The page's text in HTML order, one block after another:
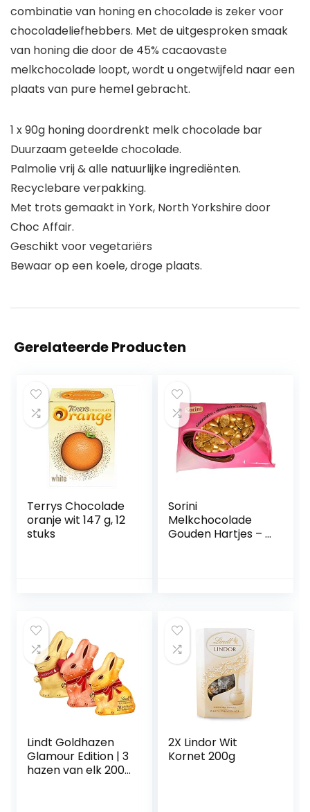
combinatie van honing en chocolade is zeker voor
chocoladeliefhebbers. Met de uitgesproken smaak
van honing die door de 45% cacaovaste
melkchocolade loopt, wordt u ongetwijfeld naar een
plaats van pure hemel gebracht.
1 x 90g honing doordrenkt melk chocolade bar
Duurzaam geteelde chocolade.
Palmolie vrij & alle natuurlijke ingrediënten.
Recyclebare verpakking.
Met trots gemaakt in York, North Yorkshire door
Choc Affair.
Geschikt voor vegetariërs
Bewaar op een koele, droge plaats.
Gerelateerde Producten
Terrys Chocolade
oranje wit 147 g, 12
stuks
Sorini
Melkchocolade
Gouden Hartjes – 1
Lindt Goldhazen
Glamour Edition | 3
hazen van elk 200
2X Lindor Wit
Kornet 200g